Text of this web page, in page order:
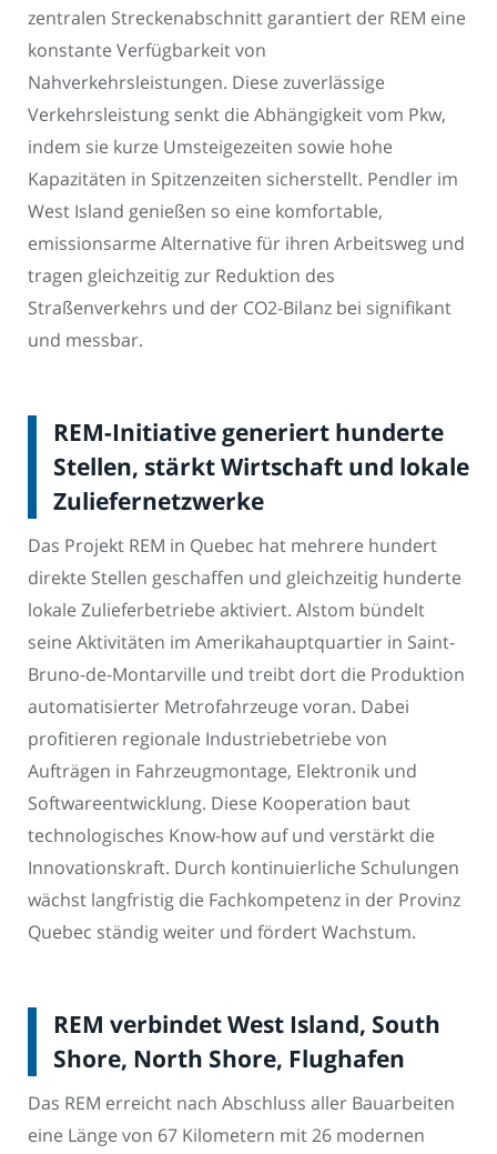
zentralen Streckenabschnitt garantiert der REM eine
konstante Verfügbarkeit von
Nahverkehrsleistungen. Diese zuverlässige
Verkehrsleistung senkt die Abhängigkeit vom Pkw,
indem sie kurze Umsteigezeiten sowie hohe
Kapazitäten in Spitzenzeiten sicherstellt. Pendler im
West Island genießen so eine komfortable,
emissionsarme Alternative für ihren Arbeitsweg und
tragen gleichzeitig zur Reduktion des
Straßenverkehrs und der CO2-Bilanz bei signifikant
und messbar.
REM-Initiative generiert hunderte
Stellen, stärkt Wirtschaft und lokale
Zuliefernetzwerke
Das Projekt REM in Quebec hat mehrere hundert
direkte Stellen geschaffen und gleichzeitig hunderte
lokale Zulieferbetriebe aktiviert. Alstom bündelt
seine Aktivitäten im Amerika­hauptquartier in Saint-
Bruno-de-Montarville und treibt dort die Produktion
automatisierter Metrofahrzeuge voran. Dabei
profitieren regionale Industriebetriebe von
Aufträgen in Fahrzeugmontage, Elektronik und
Softwareentwicklung. Diese Kooperation baut
technologisches Know-how auf und verstärkt die
Innovationskraft. Durch kontinuierliche Schulungen
wächst langfristig die Fachkompetenz in der Provinz
Quebec ständig weiter und fördert Wachstum.
REM verbindet West Island, South
Shore, North Shore, Flughafen
Das REM erreicht nach Abschluss aller Bauarbeiten
eine Länge von 67 Kilometern mit 26 modernen